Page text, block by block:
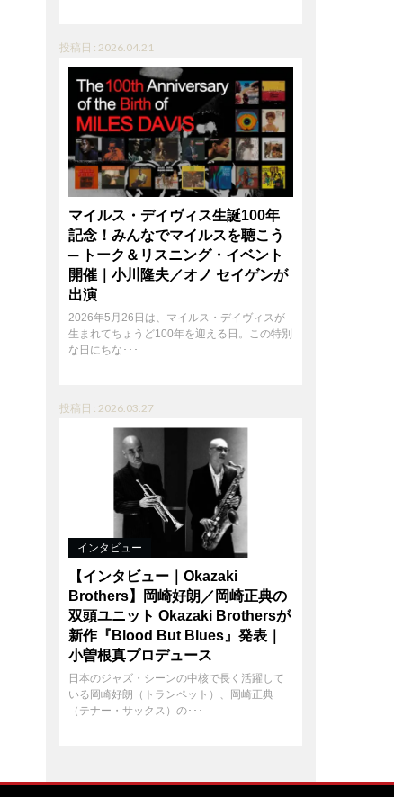
投稿日 : 2026.04.21
マイルス・デイヴィス生誕100年
記念！みんなでマイルスを聴こう
─ トーク＆リスニング・イベント
開催｜小川隆夫／オノ セイゲンが
出演
2026年5月26日は、マイルス・デイヴィスが
生まれてちょうど100年を迎える日。この特別
な日にちな･･･
投稿日 : 2026.03.27
インタビュー
【インタビュー｜Okazaki
Brothers】岡崎好朗／岡崎正典の
双頭ユニット Okazaki Brothersが
新作『Blood But Blues』発表｜
小曽根真プロデュース
日本のジャズ・シーンの中核で長く活躍して
いる岡崎好朗（トランペット）、岡崎正典
（テナー・サックス）の･･･